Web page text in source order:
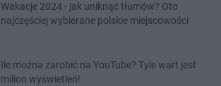
Wakacje 2024 - jak uniknąć tłumów? Oto
najczęściej wybierane polskie miejscowości
Ile można zarobić na YouTube? Tyle wart jest
milion wyświetleń!